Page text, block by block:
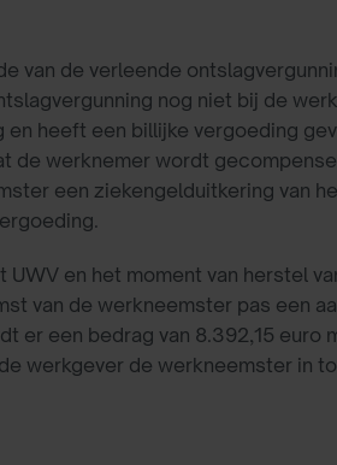
van de verleende
nog niet bij de
heeft een billijke vergoeding
de werknemer wordt
een ziekengelduitkering van
en het moment van herstel
van de werkneemster pas een
er een bedrag van 8.392,15 euro
werkgever de werkneemster in